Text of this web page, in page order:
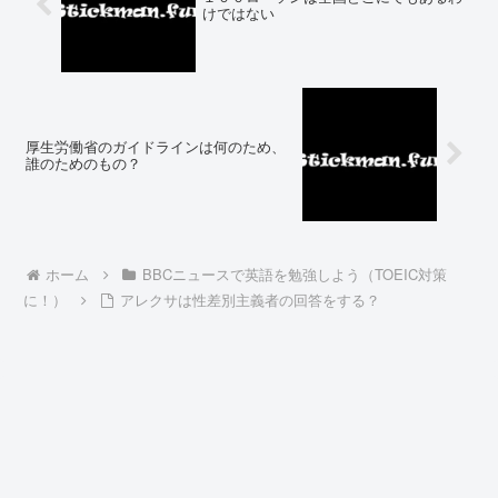
けではない
厚生労働省のガイドラインは何のため、
誰のためのもの？
ホーム
BBCニュースで英語を勉強しよう（TOEIC対策
に！）
アレクサは性差別主義者の回答をする？